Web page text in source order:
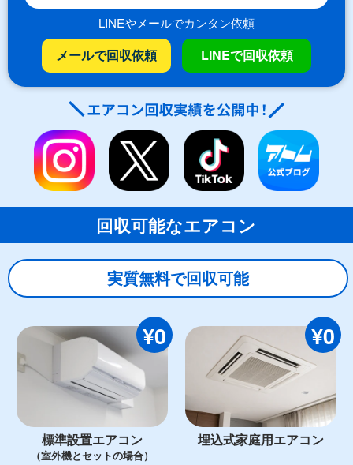
LINEやメールでカンタン依頼
メールで回収依頼 LINEで回収依頼
回収可能なエアコン
実質無料で回収可能
¥0
標準設置エアコン
（室外機とセットの場合）
¥0
埋込式家庭用エアコン